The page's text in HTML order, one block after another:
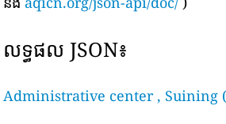
លទ្ធផល JSON៖
Administrative center , Suining